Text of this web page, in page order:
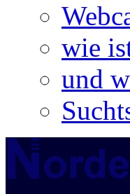
wie
und